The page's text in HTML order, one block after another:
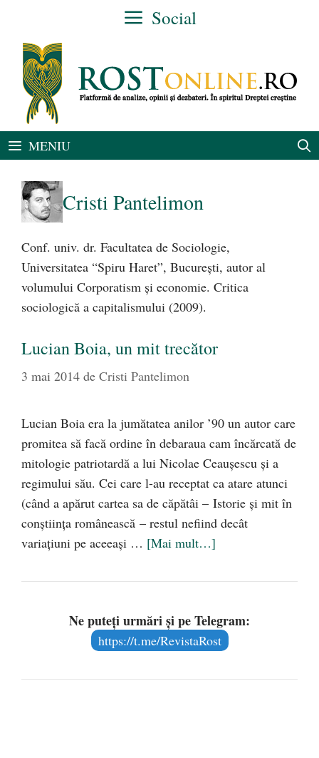
conținut
Social
MENIU
Cristi Pantelimon
Conf. univ. dr. Facultatea de Sociologie,
Universitatea “Spiru Haret”, Bucureşti, autor al
volumului Corporatism şi economie. Critica
sociologică a capitalismului (2009).
Lucian Boia, un mit trecător
3 mai 2014 de Cristi Pantelimon
Lucian Boia era la jumătatea anilor ’90 un autor care
promitea să facă ordine în debaraua cam încărcată de
mitologie patriotardă a lui Nicolae Ceauşescu şi a
regimului său. Cei care l-au receptat ca atare atunci
(când a apărut cartea sa de căpătâi – Istorie şi mit în
conştiinţa românească – restul nefiind decât
variaţiuni pe aceeaşi … [Mai mult…]
Ne puteți urmări și pe Telegram:
https://t.me/RevistaRost